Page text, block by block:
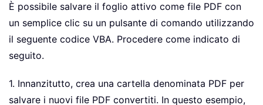
È possibile salvare il foglio attivo come file PDF con
un semplice clic su un pulsante di comando utilizzando
il seguente codice VBA. Procedere come indicato di
seguito.
1. Innanzitutto, crea una cartella denominata PDF per
salvare i nuovi file PDF convertiti. In questo esempio,